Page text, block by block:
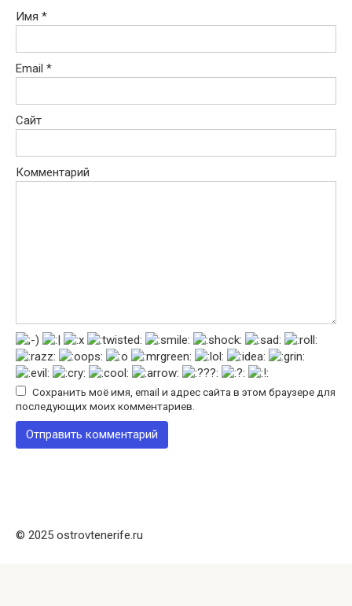
Имя *
Email *
Сайт
Комментарий
Сохранить моё имя, email и адрес сайта в этом браузере для
последующих моих комментариев.
© 2025 ostrovtenerife.ru